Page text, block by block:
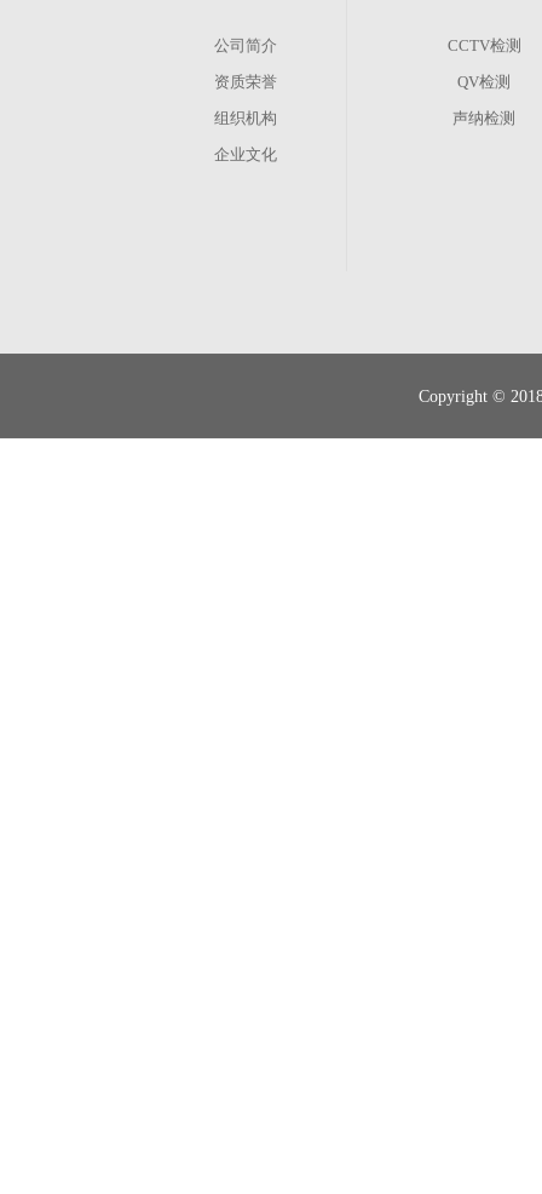
Copyright ©
公司简介
资质荣誉
组织机构
企业文化
CCTV检测
QV检测
声纳检测